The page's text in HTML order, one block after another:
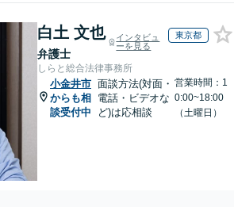
白土 文也
弁護士
インタビュ
ーを見る
東京都
しらと総合法律事務所
小金井市
からも相
談受付中
面談方法(対面・
電話・ビデオな
ど)は応相談
営業時間：1
0:00~18:00
（土曜日）